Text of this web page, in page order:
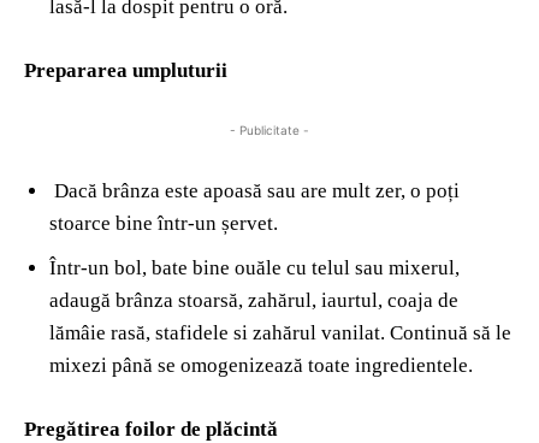
lasă-l la dospit pentru o oră.
Prepararea umpluturii
- Publicitate -
Dacă brânza este apoasă sau are mult zer, o poți
stoarce bine într-un șervet.
Într-un bol, bate bine ouăle cu telul sau mixerul,
adaugă brânza stoarsă, zahărul, iaurtul, coaja de
lămâie rasă, stafidele si zahărul vanilat. Continuă să le
mixezi până se omogenizează toate ingredientele.
Pregătirea foilor de plăcintă